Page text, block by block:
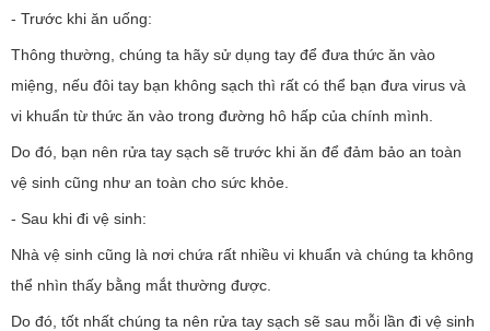
- Trước khi ăn uống:
Thông thường, chúng ta hãy sử dụng tay để đưa thức ăn vào
miệng, nếu đôi tay bạn không sạch thì rất có thể bạn đưa virus và
vi khuẩn từ thức ăn vào trong đường hô hấp của chính mình.
Do đó, bạn nên rửa tay sạch sẽ trước khi ăn để đảm bảo an toàn
vệ sinh cũng như an toàn cho sức khỏe.
- Sau khi đi vệ sinh:
Nhà vệ sinh cũng là nơi chứa rất nhiều vi khuẩn và chúng ta không
thể nhìn thấy bằng mắt thường được.
Do đó, tốt nhất chúng ta nên rửa tay sạch sẽ sau mỗi lần đi vệ sinh